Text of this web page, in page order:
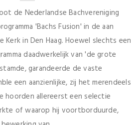
de Nederlandse Bachvereniging
'Bachs Fusion' in de aan
Kerk in Den Haag. Hoewel slechts een
daadwerkelijk van 'de grote
garandeerde de vaste
een aanzienlijke, zij het merendeels
hoorden allereerst een selectie
of waarop hij voortborduurde,